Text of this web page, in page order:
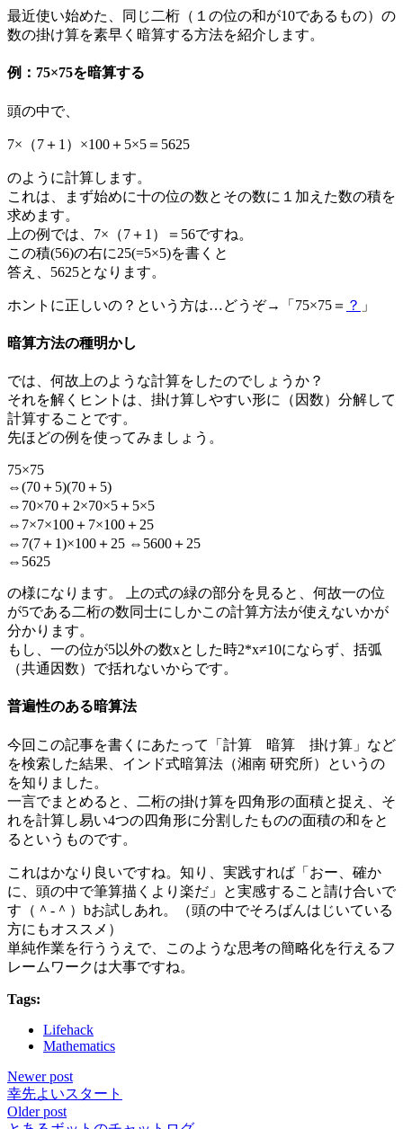
最近使い始めた、同じ二桁（１の位の和が10であるもの）の
数の掛け算を素早く暗算する方法を紹介します。
例：75×75を暗算する
頭の中で、
7×（7＋1）×100＋5×5＝5625
のように計算します。
これは、まず始めに十の位の数とその数に１加えた数の積を
求めます。
上の例では、7×（7＋1）＝56ですね。
この積(56)の右に25(=5×5)を書くと
答え、5625となります。
ホントに正しいの？という方は…どうぞ→「75×75＝ ？ 」
暗算方法の種明かし
では、何故上のような計算をしたのでしょうか？
それを解くヒントは、掛け算しやすい形に（因数）分解して
計算することです。
先ほどの例を使ってみましょう。
75×75
⇔(70＋5)(70＋5)
⇔70×70＋2×70×5＋5×5
⇔7×7×100＋7×100＋25
⇔7(7＋1)×100＋25 ⇔5600＋25
⇔5625
の様になります。 上の式の緑の部分を見ると、何故一の位
が5である二桁の数同士にしかこの計算方法が使えないかが
分かります。
もし、一の位が5以外の数xとした時2*x≠10にならず、括弧
（共通因数）で括れないからです。
普遍性のある暗算法
今回この記事を書くにあたって「計算 暗算 掛け算」など
を検索した結果、インド式暗算法（湘南 研究所）というの
を知りました。
一言でまとめると、二桁の掛け算を四角形の面積と捉え、そ
れを計算し易い4つの四角形に分割したものの面積の和をと
るというものです。
これはかなり良いですね。知り、実践すれば「おー、確か
に、頭の中で筆算描くより楽だ」と実感すること請け合いで
す（＾-＾）bお試しあれ。（頭の中でそろばんはじいている
方にもオススメ）
単純作業を行ううえで、このような思考の簡略化を行えるフ
レームワークは大事ですね。
Tags:
Lifehack
Mathematics
Newer post
幸先よいスタート
Older post